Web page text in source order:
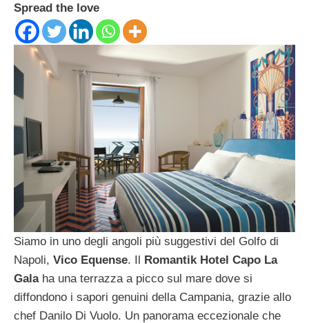
Spread the love
Siamo in uno degli angoli più suggestivi del Golfo di
Napoli, Vico Equense. Il Romantik Hotel Capo La
Galaha una terrazza a picco sul mare dove si
diffondono i sapori genuini della Campania, grazie allo
chef Danilo Di Vuolo. Un panorama eccezionale che